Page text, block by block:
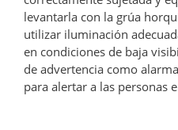
levantarla con la grúa
utilizar iluminación
en condiciones de baja
de advertencia como
para alertar a las personas